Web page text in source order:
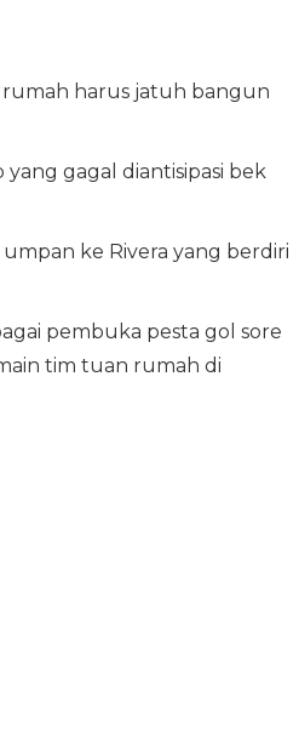
rumah harus jatuh bangun
gagal diantisipasi bek
ke Rivera yang berdiri
pembuka pesta gol sore
tim tuan rumah di